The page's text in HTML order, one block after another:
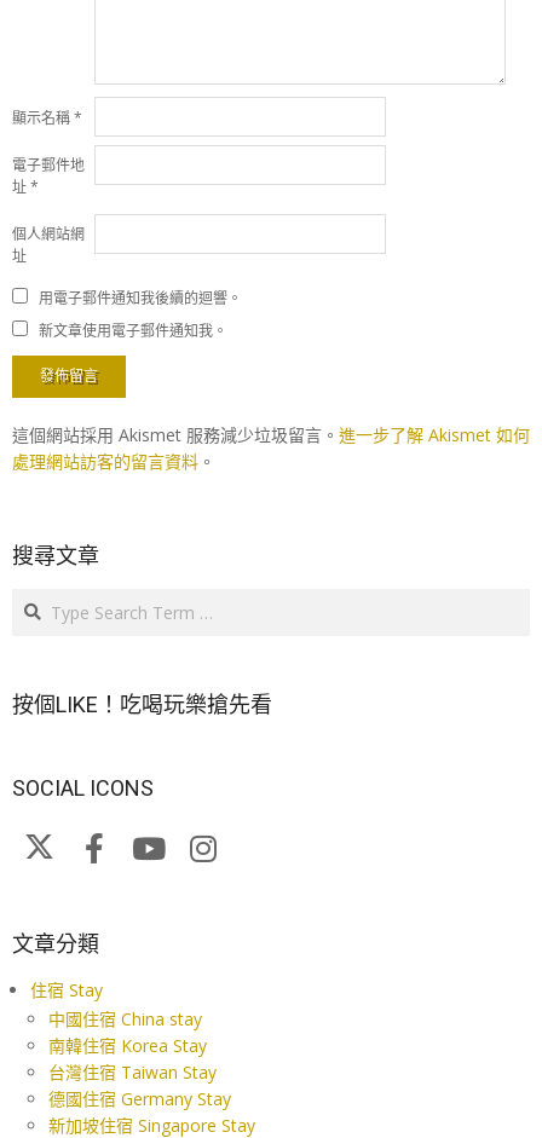
顯示名稱*
電子郵件地
址*
個人網站網
址
用電子郵件通知我後續的迴響。
新文章使用電子郵件通知我。
這個網站採用 Akismet 服務減少垃圾留言。 進一步了解 Akismet 如何
處理網站訪客的留言資料 。
搜尋文章
Search
按個LIKE！吃喝玩樂搶先看
SOCIAL ICONS
文章分類
住宿 Stay
中國住宿 China stay
南韓住宿 Korea Stay
台灣住宿 Taiwan Stay
德國住宿 Germany Stay
新加坡住宿 Singapore Stay